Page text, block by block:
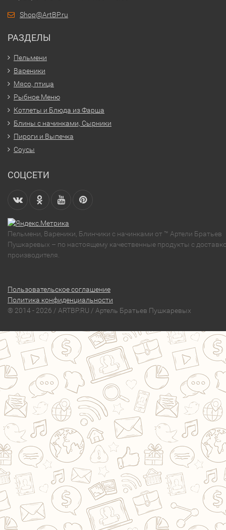
Shop@ArtBP.ru
РАЗДЕЛЫ
Пельмени
Вареники
Мясо, птица
Рыбное Меню
Котлеты и Блюда из Фарша
Блины с начинками, Сырники
Пироги и Выпечка
Соусы
СОЦСЕТИ
Пельмени, Вареники, Блинчики с начинками от ™ Артели Братьев
Пушкаревых – по настоящему качественные продукты с
производителя.
Пользовательское соглашение
Политика конфиденциальности
® 2014 - 2026 / ARTBP.RU / Артель Братьев Пушкаревых